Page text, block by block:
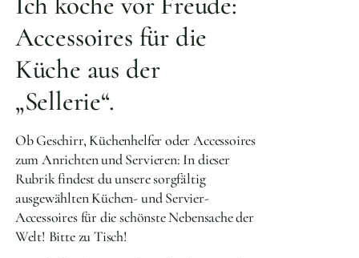
Accessoires für die
Küche aus der
„Sellerie“.
Ob Geschirr, Küchenhelfer oder Accessoires
zum Anrichten und Servieren: In dieser
Rubrik findest du unsere sorgfältig
ausgewählten Küchen- und Servier-
Accessoires für die schönste Nebensache der
Welt! Bitte zu Tisch!